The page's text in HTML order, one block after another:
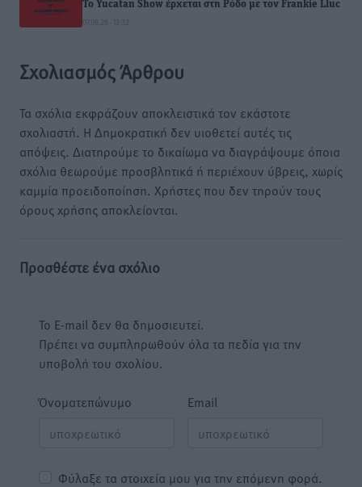
Το Yucatan Show έρχεται στη Ρόδο με τον Frankie Lluc
07.08.26 · 13:32
Σχολιασμός Άρθρου
Τα σχόλια εκφράζουν αποκλειστικά τον εκάστοτε
σχολιαστή. Η Δημοκρατική δεν υιοθετεί αυτές τις
απόψεις. Διατηρούμε το δικαίωμα να διαγράψουμε όποια
σχόλια θεωρούμε προσβλητικά ή περιέχουν ύβρεις, χωρίς
καμμία προειδοποίηση. Χρήστες που δεν τηρούν τους
όρους χρήσης αποκλείονται.
Προσθέστε ένα σχόλιο
Το E-mail δεν θα δημοσιευτεί.
Πρέπει να συμπληρωθούν όλα τα πεδία για την
υποβολή του σχολίου.
Όνοματεπώνυμο Email
Φύλαξε τα στοιχεία μου για την επόμενη φορά.